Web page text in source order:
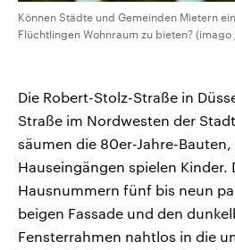
Können Städte und Gemeinden Mietern
Flüchtlingen Wohnraum zu bieten?
Die Robert-Stolz-Straße in
Straße im Nordwesten der
säumen die 80er-Jahre-
Hauseingängen spielen Kinder.
Hausnummern fünf bis neun
beigen Fassade und den
Fensterrahmen nahtlos in die